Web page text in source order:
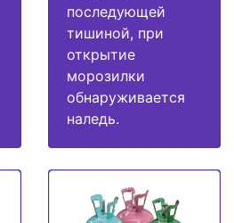
последующей
тишиной, при
открытие
морозилки
обнаруживается
наледь.